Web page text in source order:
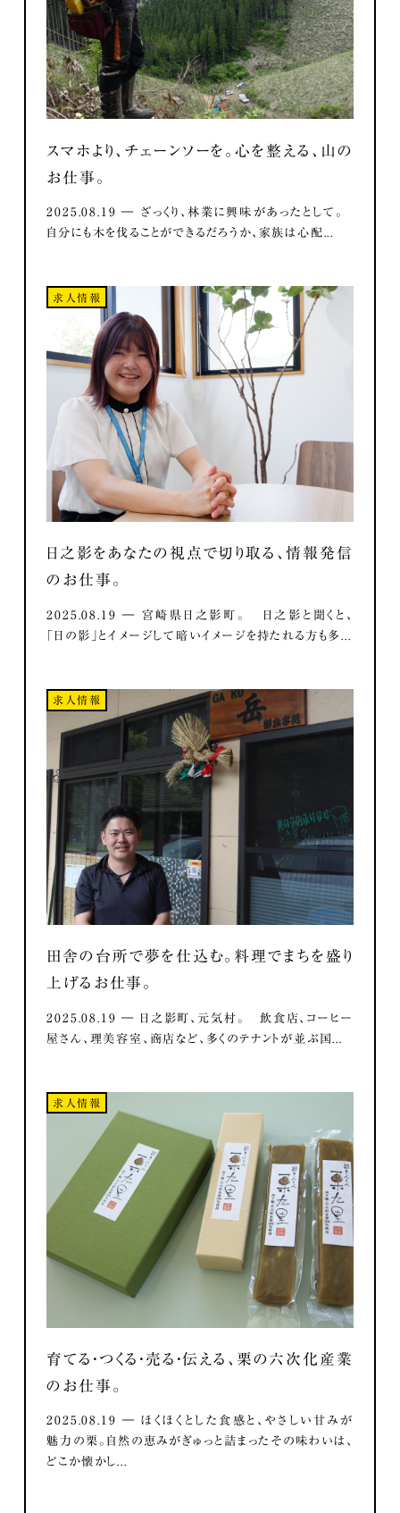
スマホより、チェーンソーを。心を整える、山の
お仕事。
2025.08.19 ― ざっくり、林業に興味があったとして。
自分にも木を伐ることができるだろうか、家族は心配...
求人情報
日之影をあなたの視点で切り取る、情報発信
のお仕事。
2025.08.19 ― 宮崎県日之影町。 日之影と聞くと、
「日の影」とイメージして暗いイメージを持たれる方も多...
求人情報
田舎の台所で夢を仕込む。料理でまちを盛り
上げるお仕事。
2025.08.19 ― 日之影町、元気村。 飲食店、コーヒー
屋さん、理美容室、商店など、多くのテナントが並ぶ国...
求人情報
育てる・つくる・売る・伝える、栗の六次化産業
のお仕事。
2025.08.19 ― ほくほくとした食感と、やさしい甘みが
魅力の栗。自然の恵みがぎゅっと詰まったその味わいは、
どこか懐かし...